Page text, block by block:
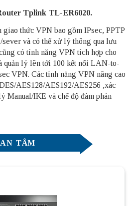
Tplink TL-ER6020.
thức VPN bao gồm IPsec, PPTP
và có thể xử lý thông qua lưu
có tính năng VPN tích hợp cho
quản lý lên tới 100 kết nối LAN-to-
VPN. Các tính năng VPN nâng cao
AES128/AES192/AES256 ,xác
Manual/IKE và chế độ đàm phán
TÂM